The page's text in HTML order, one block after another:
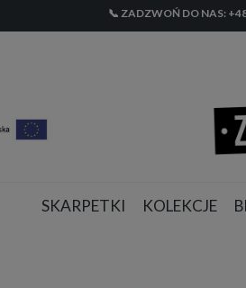
📞 ZADZWOŃ DO NAS:
SKARPETKI KOLEKCJE